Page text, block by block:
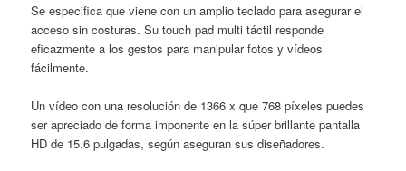
Se especifica que viene con un amplio teclado para asegurar el
acceso sin costuras. Su touch pad multi táctil responde
eficazmente a los gestos para manipular fotos y vídeos
fácilmente.
Un vídeo con una resolución de 1366 x que 768 píxeles puedes
ser apreciado de forma imponente en la súper brillante pantalla
HD de 15.6 pulgadas, según aseguran sus diseñadores.